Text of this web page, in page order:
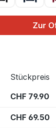
Zur
Stückpreis
CHF 79.90
CHF 69.50